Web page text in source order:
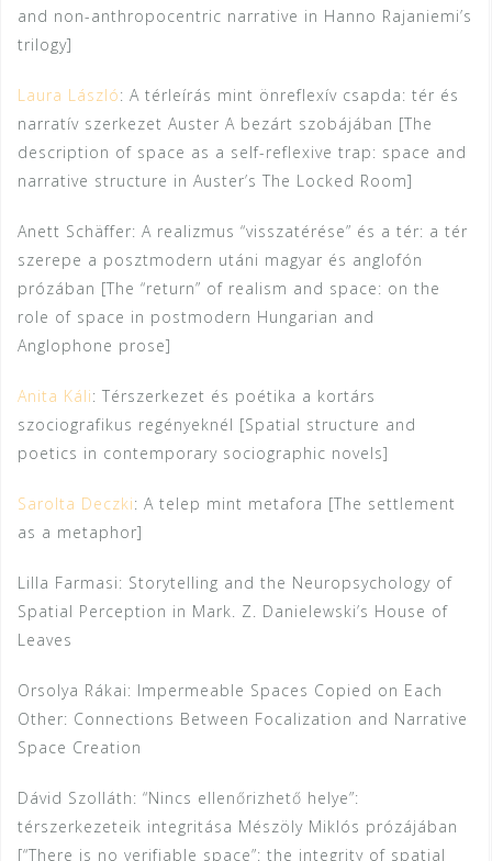
and non-anthropocentric narrative in Hanno Rajaniemi’s
trilogy]
Laura László: A térleírás mint önreflexív csapda: tér és
narratív szerkezet Auster A bezárt szobájában [The
description of space as a self-reflexive trap: space and
narrative structure in Auster’s The Locked Room]
Anett Schäffer: A realizmus “visszatérése” és a tér: a tér
szerepe a posztmodern utáni magyar és anglofón
prózában [The “return” of realism and space: on the
role of space in postmodern Hungarian and
Anglophone prose]
Anita Káli: Térszerkezet és poétika a kortárs
szociografikus regényeknél [Spatial structure and
poetics in contemporary sociographic novels]
Sarolta Deczki: A telep mint metafora [The settlement
as a metaphor]
Lilla Farmasi: Storytelling and the Neuropsychology of
Spatial Perception in Mark. Z. Danielewski’s House of
Leaves
Orsolya Rákai: Impermeable Spaces Copied on Each
Other: Connections Between Focalization and Narrative
Space Creation
Dávid Szolláth: “Nincs ellenőrizhető helye”:
térszerkezeteik integritása Mészöly Miklós prózájában
[“There is no verifiable space”: the integrity of spatial